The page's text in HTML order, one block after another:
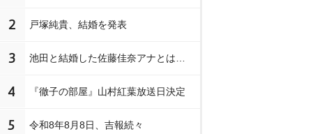
2 戸塚純貴、結婚を発表
3 池田と結婚した佐藤佳奈アナとは…
4 『徹子の部屋』山村紅葉放送日決定
5 令和8年8月8日、吉報続々